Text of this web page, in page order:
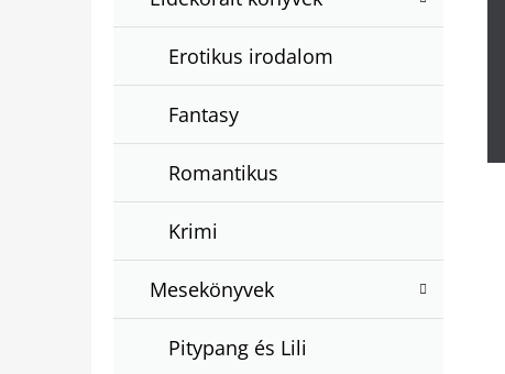
Erotikus irodalom
Fantasy
Romantikus
Krimi
Mesekönyvek
Pitypang és Lili